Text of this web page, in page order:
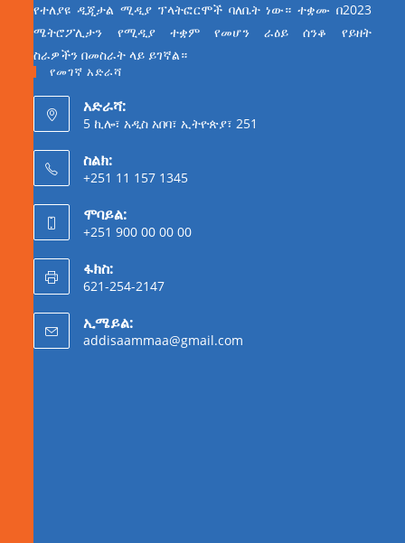
የተለያዩ ዲጂታል ሚዲያ ፕላትፎርሞች ባለቤት ነው። ተቋሙ በ2023
ሜትሮፖሊታን የሚዲያ ተቋም የመሆን ራዕይ ሰንቆ የይዘት
ስራዎችን በመስራት ላይ ይገኛል።
የመገኛ አድራሻ
አድራሻ:
5 ኪሎ፣ አዲስ አበባ፣ ኢትዮጵያ፣ 251
ስልክ:
+251 11 157 1345
ሞባይል:
+251 900 00 00 00
ፋክስ:
621-254-2147
ኢሜይል:
addisaammaa@gmail.com